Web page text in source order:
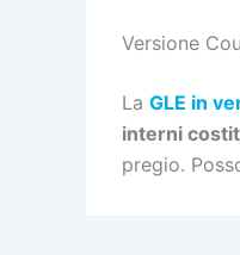
Versione
La GLE in
interni
pregio.